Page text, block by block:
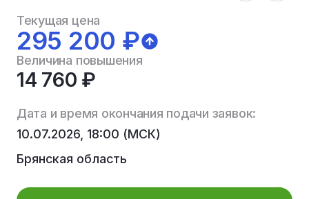
Текущая цена
295 200 ₽
Величина повышения
14 760 ₽
Дата и время окончания подачи заявок:
10.07.2026, 18:00 (МСК)
Брянская область